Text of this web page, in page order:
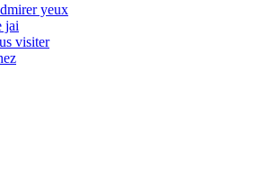
yeux
jai
visiter